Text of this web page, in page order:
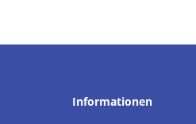
Informationen